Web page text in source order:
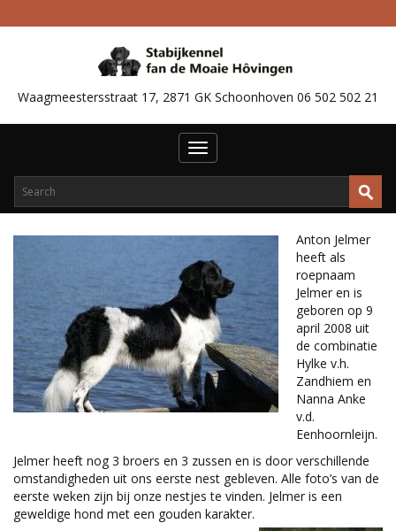
Waagmeestersstraat 17, 2871 GK Schoonhoven 06 502 502 21
Toggle
navigation
Anton Jelmer
heeft als
roepnaam
Jelmer en is
geboren op 9
april 2008 uit
de combinatie
Hylke v.h.
Zandhiem en
Nanna Anke
v.d.
Eenhoornleijn.
Jelmer heeft nog 3 broers en 3 zussen en is door verschillende
omstandigheden uit ons eerste nest gebleven. Alle foto’s van de
eerste weken zijn bij onze nestjes te vinden. Jelmer is een
geweldige hond met een gouden karakter.